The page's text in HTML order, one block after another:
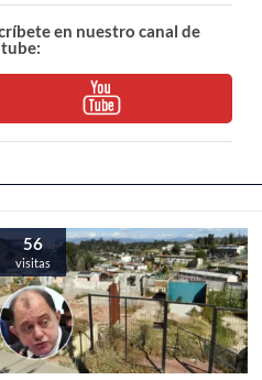
en nuestro canal de
56
visitas